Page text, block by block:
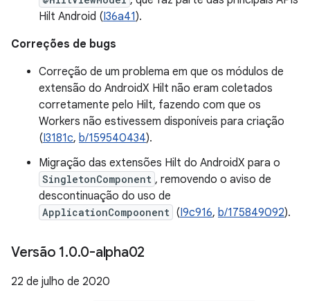
Hilt Android (I36a41).
Correções de bugs
Correção de um problema em que os módulos de
extensão do AndroidX Hilt não eram coletados
corretamente pelo Hilt, fazendo com que os
Workers não estivessem disponíveis para criação
(I3181c, b/159540434).
Migração das extensões Hilt do AndroidX para o
SingletonComponent , removendo o aviso de
descontinuação do uso de
ApplicationCompoonent (I9c916, b/175849092).
Versão 1.0.0-alpha02
22 de julho de 2020